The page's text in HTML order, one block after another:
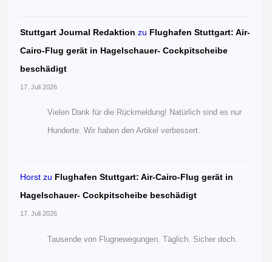
Stuttgart Journal Redaktion zu Flughafen Stuttgart: Air-
Cairo-Flug gerät in Hagelschauer- Cockpitscheibe
beschädigt
17. Juli 2026
Vielen Dank für die Rückmeldung! Natürlich sind es nur
Hunderte. Wir haben den Artikel verbessert.
Horst zu Flughafen Stuttgart: Air-Cairo-Flug gerät in
Hagelschauer- Cockpitscheibe beschädigt
17. Juli 2026
Tausende von Flugnewegungen. Täglich. Sicher doch.